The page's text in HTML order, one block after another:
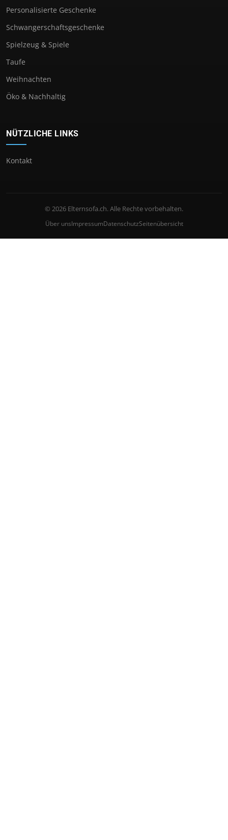
Personalisierte Geschenke
Schwangerschaftsgeschenke
Spielzeug & Spiele
Taufe
Weihnachten
Öko & Nachhaltig
NÜTZLICHE LINKS
Kontakt
© 2026 Elternsofa.ch. Alle Rechte vorbehalten.
Über unsImpressumDatenschutzSeitenübersicht